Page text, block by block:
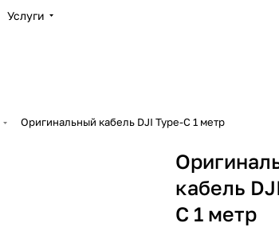
Услуги
Оригинальный кабель DJI Type-C 1 метр
кабель
C 1 метр